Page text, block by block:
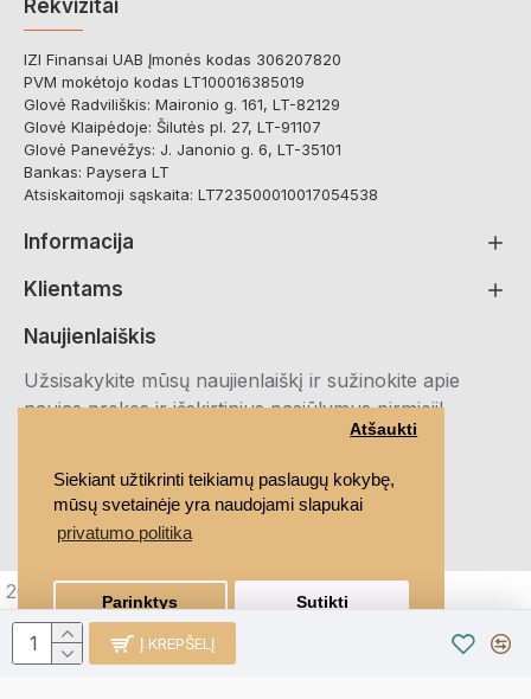
Siekiant užtikrinti teikiamų paslaugų kokybę,
mūsų svetainėje yra naudojami slapukai
privatumo politika
Atšaukti
Parinktys Sutikti
Į KREPŠELĮ
Rekvizitai
IZI Finansai UAB Įmonės kodas 306207820
PVM mokėtojo kodas LT100016385019
Glovė Radviliškis: Maironio g. 161, LT-82129
Glovė Klaipėdoje: Šilutės pl. 27, LT-91107
Glovė Panevėžys: J. Janonio g. 6, LT-35101
Bankas: Paysera LT
Atsiskaitomoji sąskaita: LT723500010017054538
Informacija
Klientams
Naujienlaiškis
Užsisakykite mūsų naujienlaiškį ir sužinokite apie
naujas prekes ir išskirtinius pasiūlymus pirmieji!
Susipažinau ir sutinku su Privatumo politika
2021 MEDRUBAI.LT, Visos teisės saugomos